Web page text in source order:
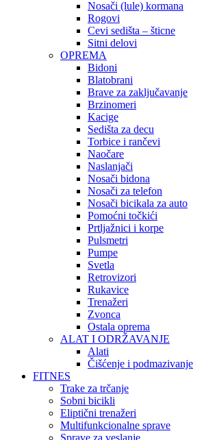
Nosači (lule) kormana
Rogovi
Cevi sedišta – šticne
Sitni delovi
OPREMA
Bidoni
Blatobrani
Brave za zaključavanje
Brzinomeri
Kacige
Sedišta za decu
Torbice i rančevi
Naočare
Naslanjači
Nosači bidona
Nosači za telefon
Nosači bicikala za auto
Pomoćni točkići
Prtljažnici i korpe
Pulsmetri
Pumpe
Svetla
Retrovizori
Rukavice
Trenažeri
Zvonca
Ostala oprema
ALAT I ODRŽAVANJE
Alati
Čišćenje i podmazivanje
FITNES
Trake za trčanje
Sobni bicikli
Eliptični trenažeri
Multifunkcionalne sprave
Sprave za veslanje